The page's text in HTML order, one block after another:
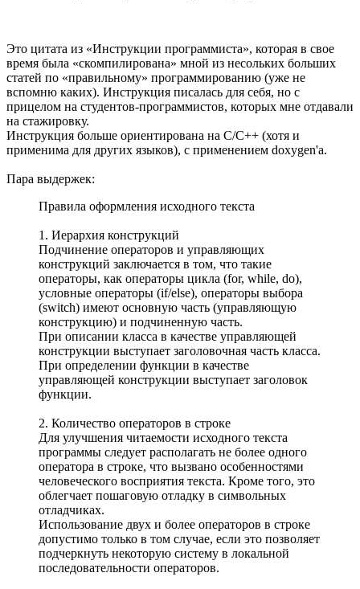
Это цитата из «Инструкции программиста», которая в свое
время была «скомпилирована» мной из несольких больших
статей по «правильному» программированию (уже не
вспомню каких). Инструкция писалась для себя, но с
прицелом на студентов-программистов, которых мне отдавали
на стажировку.
Инструкция больше ориентирована на С/С++ (хотя и
применима для других языков), с применением doxygen'a.
Пара выдержек:
Правила оформления исходного текста
1. Иерархия конструкций
Подчинение операторов и управляющих
конструкций заключается в том, что такие
операторы, как операторы цикла (for, while, do),
условные операторы (if/else), операторы выбора
(switch) имеют основную часть (управляющую
конструкцию) и подчиненную часть.
При описании класса в качестве управляющей
конструкции выступает заголовочная часть класса.
При определении функции в качестве
управляющей конструкции выступает заголовок
функции.
2. Количество операторов в строке
Для улучшения читаемости исходного текста
программы следует располагать не более одного
оператора в строке, что вызвано особенностями
человеческого восприятия текста. Кроме того, это
облегчает пошаговую отладку в символьных
отладчиках.
Использование двух и более операторов в строке
допустимо только в том случае, если это позволяет
подчеркнуть некоторую систему в локальной
последовательности операторов.